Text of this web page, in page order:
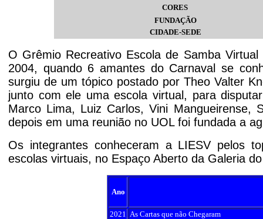
CORES
FUNDAÇÃO
CIDADE-SEDE
O Grêmio Recreativo Escola de Samba
2004, quando 6 amantes do Carnaval se
surgiu de um tópico postado por Theo Valter
junto com ele uma escola virtual, para
Marco Lima, Luiz Carlos, Vini
depois em uma reunião no UOL foi fundada a
Os integrantes conheceram a LIESV pelos
escolas virtuais, no Espaço Aberto da Galeria
Ano
2021 As Cartas que não Chegaram